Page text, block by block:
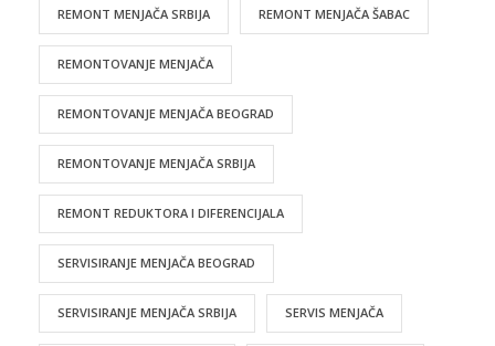
REMONT MENJAČA SRBIJA REMONT MENJAČA ŠABAC
REMONTOVANJE MENJAČA
REMONTOVANJE MENJAČA BEOGRAD
REMONTOVANJE MENJAČA SRBIJA
REMONT REDUKTORA I DIFERENCIJALA
SERVISIRANJE MENJAČA BEOGRAD
SERVISIRANJE MENJAČA SRBIJA SERVIS MENJAČA